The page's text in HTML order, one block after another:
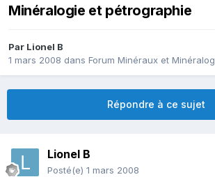
Minéralogie et pétrographie
Par Lionel B
1 mars 2008 dans Forum Minéraux et
Répondre à ce sujet
Lionel B
Posté(e) 1 mars 2008